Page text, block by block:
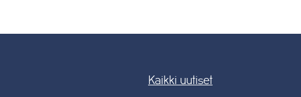
Kaikki uutiset